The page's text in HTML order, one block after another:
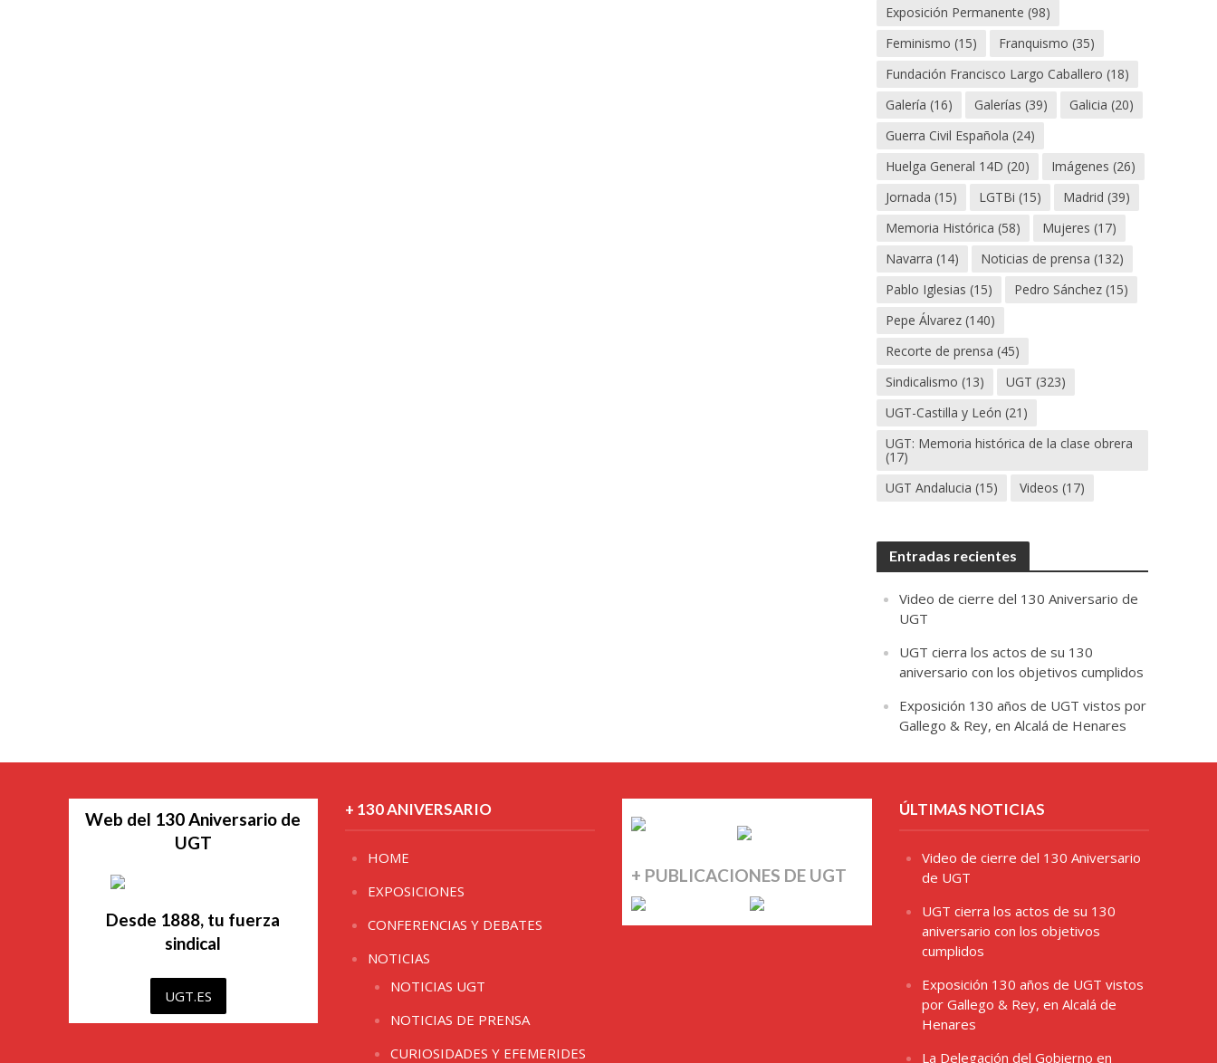
Exposición Permanente (98)
Feminismo (15) Franquismo (35)
Fundación Francisco Largo Caballero (18)
Galería (16) Galerías (39) Galicia (20)
Guerra Civil Española (24)
Huelga General 14D (20) Imágenes (26)
Jornada (15) LGTBi (15) Madrid (39)
Memoria Histórica (58) Mujeres (17)
Navarra (14) Noticias de prensa (132)
Pablo Iglesias (15) Pedro Sánchez (15)
Pepe Álvarez (140)
Recorte de prensa (45)
Sindicalismo (13) UGT (323)
UGT-Castilla y León (21)
UGT: Memoria histórica de la clase obrera
(17)
UGT Andalucia (15) Videos (17)
Entradas recientes
Video de cierre del 130 Aniversario de
UGT
UGT cierra los actos de su 130
aniversario con los objetivos cumplidos
Exposición 130 años de UGT vistos por
Gallego & Rey, en Alcalá de Henares
Web del 130 Aniversario de
UGT
Desde 1888, tu fuerza
sindical
UGT.ES
+ 130 ANIVERSARIO
HOME
EXPOSICIONES
CONFERENCIAS Y DEBATES
NOTICIAS
NOTICIAS UGT
NOTICIAS DE PRENSA
CURIOSIDADES Y EFEMERIDES
+ PUBLICACIONES DE UGT
ÚLTIMAS NOTICIAS
Video de cierre del 130 Aniversario
de UGT
UGT cierra los actos de su 130
aniversario con los objetivos
cumplidos
Exposición 130 años de UGT vistos
por Gallego & Rey, en Alcalá de
Henares
La Delegación del Gobierno en